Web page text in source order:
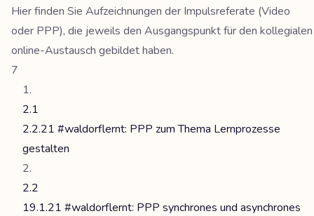
Hier finden Sie Aufzeichnungen der Impulsreferate (Video
oder PPP), die jeweils den Ausgangspunkt für den kollegialen
online-Austausch gebildet haben.
7
2.1
2.2.21 #waldorflernt: PPP zum Thema Lernprozesse
gestalten
2.2
19.1.21 #waldorflernt: PPP synchrones und asynchrones